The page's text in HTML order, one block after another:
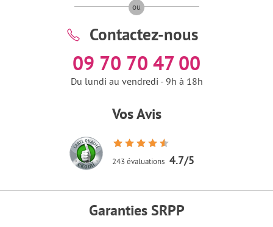
ou
Contactez-nous
09 70 70 47 00
Du lundi au vendredi - 9h à 18h
Vos Avis
243 évaluations 4.7/5
Garanties SRPP